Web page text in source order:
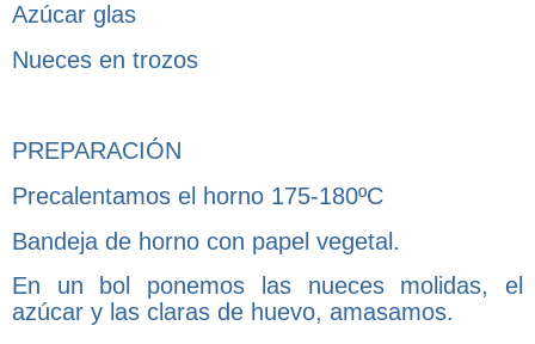
Azúcar glas
Nueces en trozos
PREPARACIÓN
Precalentamos el horno 175-180ºC
Bandeja de horno con papel vegetal.
En un bol ponemos las nueces molidas, el
azúcar y las claras de huevo, amasamos.